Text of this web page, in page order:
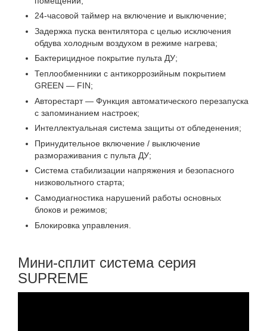
24-часовой таймер на включение и выключение;
Задержка пуска вентилятора с целью исключения
обдува холодным воздухом в режиме нагрева;
Бактерицидное покрытие пульта ДУ;
Теплообменники с антикоррозийным покрытием
GREEN — FIN;
Авторестарт — Функция автоматического перезапуска
с запоминанием настроек;
Интеллектуальная система защиты от обледенения;
Принудительное включение / выключение
размораживания с пульта ДУ;
Система стабилизации напряжения и безопасного
низковольтного старта;
Самодиагностика нарушений работы основных
блоков и режимов;
Блокировка управления.
Мини-сплит система серия
SUPREME